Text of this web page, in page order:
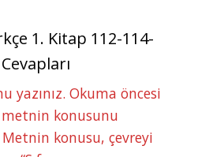
1. Kitap 112-114-
yazınız. Okuma öncesi
metnin konusunu
Metnin konusu, çevreyi